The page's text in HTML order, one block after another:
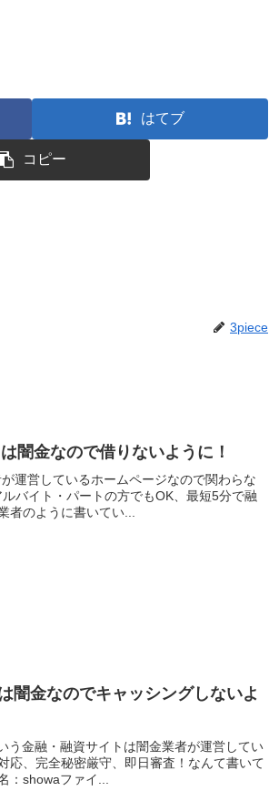
はてブ
コピー
3piece
闇金なので借りないように！
運営しているホームページなので関わらな
バイト・パートの方でもOK、最短5分で融
者のように書いてい...
闇金なのでキャッシングしないよ
う金融・融資サイトは闇金業者が運営してい
応、完全秘密厳守、即日審査！なんて書いて
：showaファイ...